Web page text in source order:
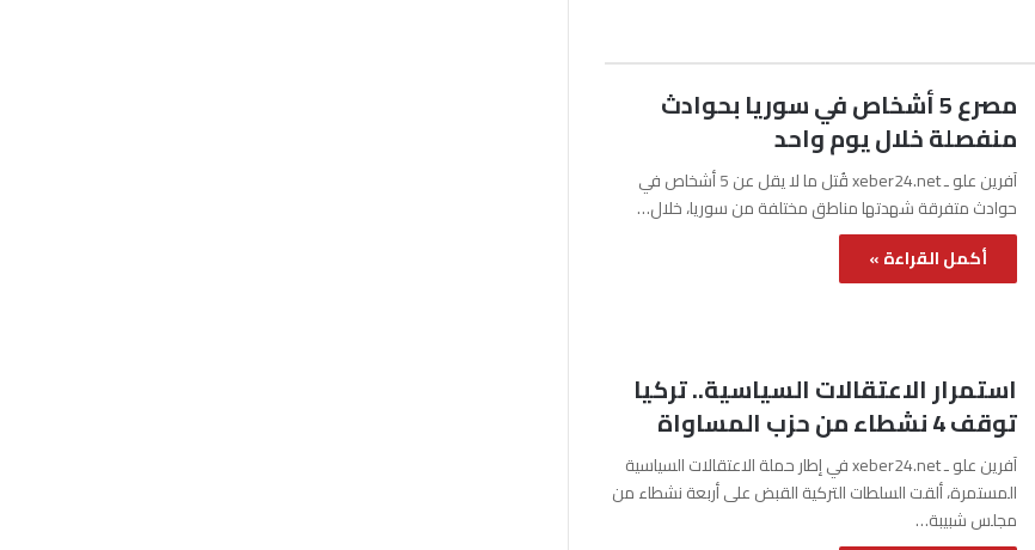
مصرع 5 أشخاص في سوريا بحوادث
منفصلة خلال يوم واحد
آفرين علو ـ xeber24.net قُتل ما لا يقل عن 5 أشخاص في
حوادث متفرقة شهدتها مناطق مختلفة من سوريا، خلال…
أكمل القراءة »
استمرار الاعتقالات السياسية.. تركيا
توقف 4 نشطاء من حزب المساواة
آفرين علو ـ xeber24.net في إطار حملة الاعتقالات السياسية
المستمرة، ألقت السلطات التركية القبض على أربعة نشطاء من
مجلس شبيبة…